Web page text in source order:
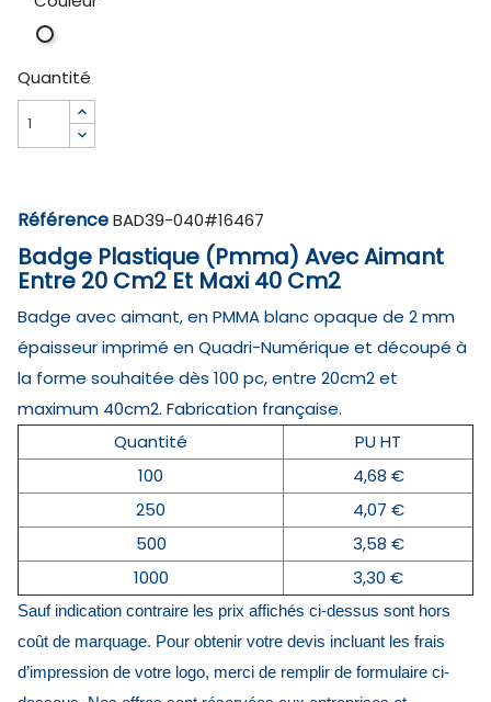
Blanc
opaque
01
Quantité
RéférenceBAD39-040#16467
Badge Plastique (Pmma) Avec Aimant
Entre 20 Cm2 Et Maxi 40 Cm2
Badge avec aimant, en PMMA blanc opaque de 2 mm
épaisseur imprimé en Quadri-Numérique et découpé à
la forme souhaitée dès 100 pc, entre 20cm2 et
maximum 40cm2. Fabrication française.
Quantité
PU HT
100
4,68 €
250
4,07 €
500
3,58 €
1000
3,30 €
Sauf indication contraire les prix affichés ci-dessus sont hors
coût de marquage. Pour obtenir votre devis incluant les frais
d’impression de votre logo, merci de remplir de formulaire ci-